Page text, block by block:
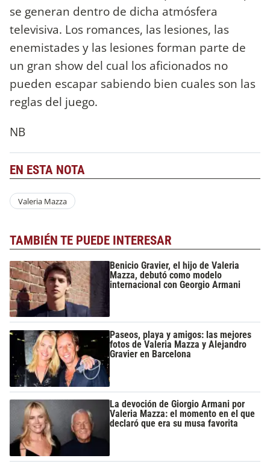
se generan dentro de dicha atmósfera
televisiva. Los romances, las lesiones, las
enemistades y las lesiones forman parte de
un gran show del cual los aficionados no
pueden escapar sabiendo bien cuales son las
reglas del juego.
NB
EN ESTA NOTA
Valeria Mazza
TAMBIÉN TE PUEDE INTERESAR
Benicio Gravier, el hijo de Valeria
Mazza, debutó como modelo
internacional con Georgio Armani
Paseos, playa y amigos: las mejores
fotos de Valeria Mazza y Alejandro
Gravier en Barcelona
La devoción de Giorgio Armani por
Valeria Mazza: el momento en el que
declaró que era su musa favorita